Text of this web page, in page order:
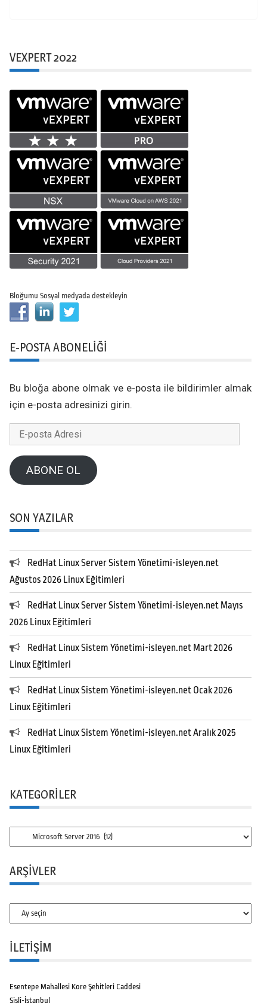
VEXPERT 2022
Bloğumu Sosyal medyada destekleyin
E-POSTA ABONELIĞI
Bu bloğa abone olmak ve e-posta ile bildirimler almak
için e-posta adresinizi girin.
posta
AdresiABONE OL
SON YAZILAR
RedHat Linux Server Sistem Yönetimi-isleyen.net
Ağustos 2026 Linux Eğitimleri
RedHat Linux Server Sistem Yönetimi-isleyen.net Mayıs
2026 Linux Eğitimleri
RedHat Linux Sistem Yönetimi-isleyen.net Mart 2026
Linux Eğitimleri
RedHat Linux Sistem Yönetimi-isleyen.net Ocak 2026
Linux Eğitimleri
RedHat Linux Sistem Yönetimi-isleyen.net Aralık 2025
Linux Eğitimleri
KATEGORILER
Kategoriler
ARŞIVLER
Arşivler
İLETİŞİM
Esentepe Mahallesi Kore Şehitleri Caddesi
Şişli-İstanbul